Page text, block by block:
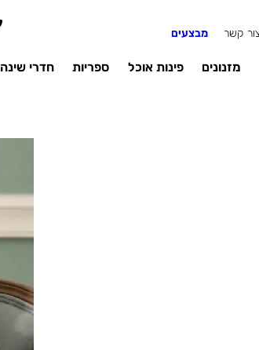
קשר מבצעים
מזנונים פינות אוכל ספריות חדרי שינה